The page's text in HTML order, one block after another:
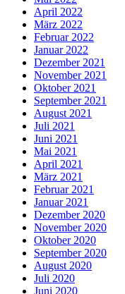
April 2022
März 2022
Februar 2022
Januar 2022
Dezember 2021
November 2021
Oktober 2021
September 2021
August 2021
Juli 2021
Juni 2021
Mai 2021
April 2021
März 2021
Februar 2021
Januar 2021
Dezember 2020
November 2020
Oktober 2020
September 2020
August 2020
Juli 2020
Juni 2020